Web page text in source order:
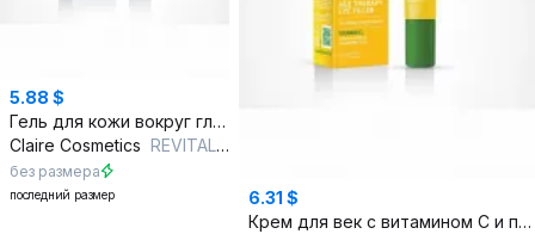
5.88 $
Гель для кожи вокруг глаз с гиалуроновой кислотой
Claire Cosmetics REVITAL PRO Гель для кожи вокруг глаз ультраувлажнение
без размера
последний размер
6.31 $
Крем для век с витамином C и пептидами